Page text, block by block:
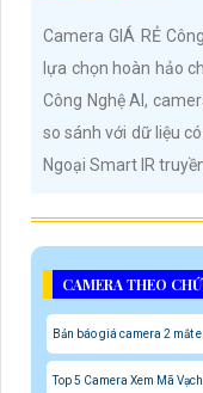
Camera GIÁ RẺ
lựa chọn hoàn hảo
Công Nghệ AI,
so sánh với dữ liệu
Ngoại Smart IR
CAMERA THEO
Bản báo giá camera 2 mắt
Top 5 Camera Xem Mã